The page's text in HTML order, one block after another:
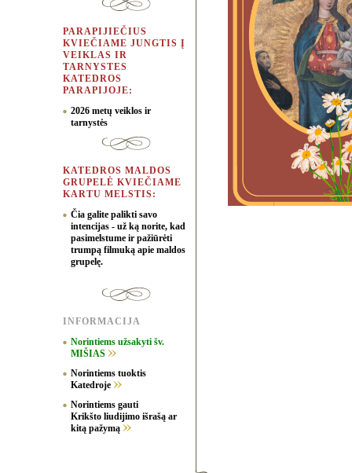
PARAPIJIEČIUS
KVIEČIAME JUNGTIS Į
VEIKLAS IR
TARNYSTES
KATEDROS
PARAPIJOJE:
2026 metų veiklos ir
tarnystės
KATEDROS MALDOS
GRUPELĖ KVIEČIAME
KARTU MELSTIS:
Čia galite palikti savo
intencijas - už ką norite, kad
pasimelstume ir pažiūrėti
trumpą filmuką apie maldos
grupelę.
INFORMACIJA
Norintiems užsakyti šv.
MIŠIAS
Norintiems tuoktis
Katedroje
Norintiems gauti
Krikšto liudijimo išrašą ar
kitą pažymą